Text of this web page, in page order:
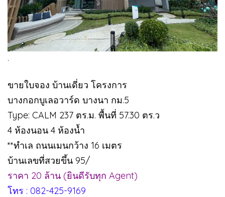
.
ขายใบจอง บ้านเดี่ยว โครงการ
บางกอกบูเลอวาร์ด บางนา กม.5
Type: CALM 237 ตร.ม. พื้นที่ 57.30 ตร.ว
4 ห้องนอน 4 ห้องน้ำ
**ทำเล ถนนเมนกว้าง 16 เมตร
บ้านเลขที่สวยขึ้น 95/
ราคา 20 ล้าน (ยินดีรับทุก Agent)
โทร : 082-425-9169